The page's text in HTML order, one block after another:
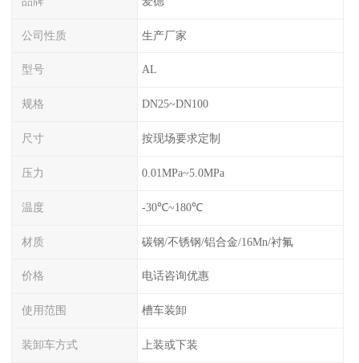
公司性质 生产厂家
型号 AL
规格 DN25~DN100
尺寸 按现场要求定制
压力 0.01MPa~5.0MPa
温度 -30℃~180℃
材质 碳钢/不锈钢/铝合金/16Mn/衬氟
价格 电话咨询优惠
使用范围 槽车装卸
装卸车方式 上装或下装